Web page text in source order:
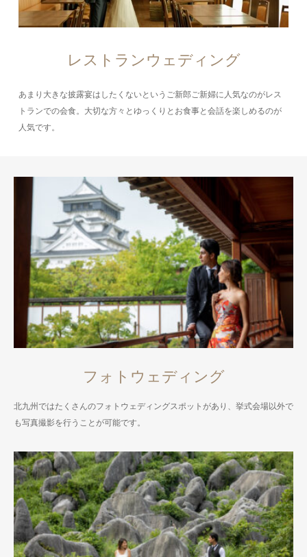
レストランウェディング
あまり大きな披露宴はしたくないというご新郎ご新婦に人気なのがレス
トランでの会食。大切な方々とゆっくりとお食事と会話を楽しめるのが
人気です。
フォトウェディング
北九州ではたくさんのフォトウェディングスポットがあり、挙式会場以外で
も写真撮影を行うことが可能です。